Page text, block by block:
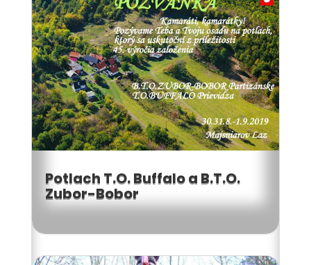
Potlach T.O. Buffalo a B.T.O.
Zubor-Bobor